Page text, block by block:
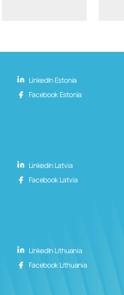
LinkedIn Estonia
Facebook Estonia
Linkedin Latvia
Facebook Latvia
LinkedIn Lithuania
Facebook Lithuania